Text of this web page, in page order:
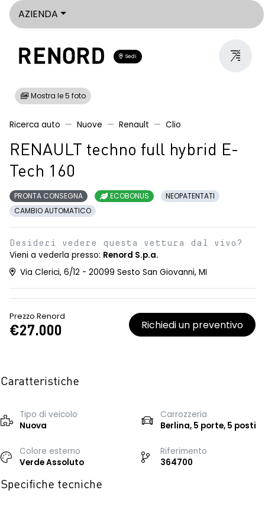
AZIENDA
Sedi
Mostra le 5 foto
Ricerca auto Nuove Renault Clio
RENAULT techno full hybrid E-
Tech 160
PRONTA CONSEGNA ECOBONUS
NEOPATENTATI
CAMBIO AUTOMATICO
Desideri vedere questa vettura dal vivo?
Vieni a vederla presso: Renord S.p.a.
Via Clerici, 6/12 - 20099 Sesto San Giovanni, MI
Prezzo Renord
€27.000 Richiedi un preventivo
Caratteristiche
Tipo di veicolo
Nuova
Carrozzeria
Berlina, 5 porte, 5 posti
Colore esterno
Verde Assoluto
Riferimento
364700
Specifiche tecniche